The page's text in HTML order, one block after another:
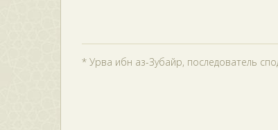
* Урва ибн аз-Зубайр, последователь